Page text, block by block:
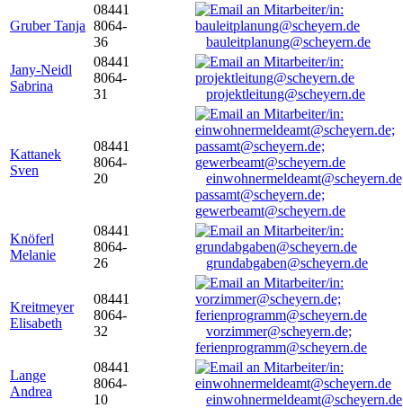
Gruber Tanja
08441
8064-
36
bauleitplanung@scheyern.de
Jany-Neidl
Sabrina
08441
8064-
31
projektleitung@scheyern.de
Kattanek
Sven
08441
8064-
20
passamt@scheyern.de;
gewerbeamt@scheyern.de
Knöferl
Melanie
08441
8064-
26
grundabgaben@scheyern.de
Kreitmeyer
Elisabeth
08441
8064-
32
vorzimmer@scheyern.de;
ferienprogramm@scheyern.de
Lange
Andrea
08441
8064-
10
einwohnermeldeamt@scheyern.de